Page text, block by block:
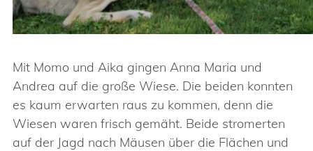
Mit Momo und Aika gingen Anna Maria und
Andrea auf die große Wiese. Die beiden konnten
es kaum erwarten raus zu kommen, denn die
Wiesen waren frisch gemäht. Beide stromerten
auf der Jagd nach Mäusen über die Flächen und